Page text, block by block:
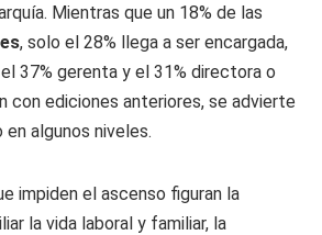
Mientras que un 18% de las
, solo el 28% llega a ser encargada,
37% gerenta y el 31% directora o
con ediciones anteriores, se advierte
algunos niveles.
impiden el ascenso figuran la
la vida laboral y familiar, la